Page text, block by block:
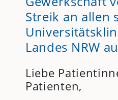
Streik an allen
Landes NRW
Liebe
Patienten,